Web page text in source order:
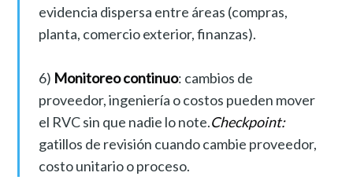
evidencia dispersa entre áreas (compras,
planta, comercio exterior, finanzas).
6) Monitoreo continuo: cambios de
proveedor, ingeniería o costos pueden mover
el RVC sin que nadie lo note.Checkpoint:
gatillos de revisión cuando cambie proveedor,
costo unitario o proceso.